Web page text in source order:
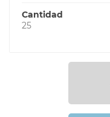
Cantidad
25